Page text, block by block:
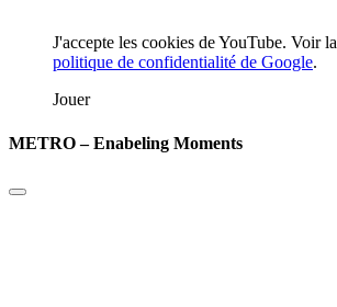
J'accepte les cookies de YouTube. Voir la
politique de confidentialité de Google.
Jouer
METRO – Enabeling Moments